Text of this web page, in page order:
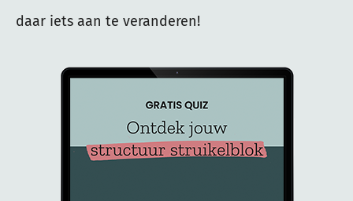
daar iets aan te veranderen!